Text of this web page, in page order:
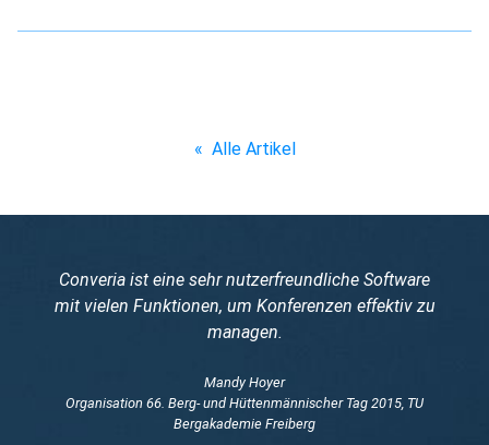
« Alle Artikel
Converia ist eine sehr nutzerfreundliche Software
mit vielen Funktionen, um Konferenzen effektiv zu
managen.
Mandy Hoyer
Organisation 66. Berg- und Hüttenmännischer Tag 2015, TU
Bergakademie Freiberg